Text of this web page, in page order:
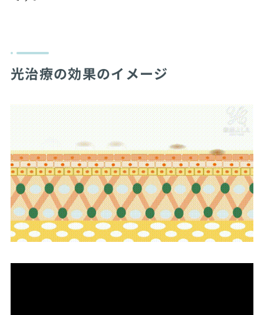
光治療の効果のイメージ